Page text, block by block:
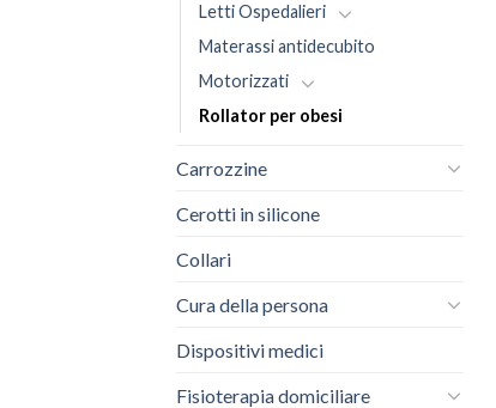
Letti Ospedalieri
Materassi antidecubito
Motorizzati
Rollator per obesi
Carrozzine
Cerotti in silicone
Collari
Cura della persona
Dispositivi medici
Fisioterapia domiciliare